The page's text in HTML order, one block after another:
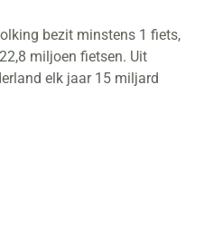
bezit minstens 1 fiets,
miljoen fietsen. Uit
elk jaar 15 miljard